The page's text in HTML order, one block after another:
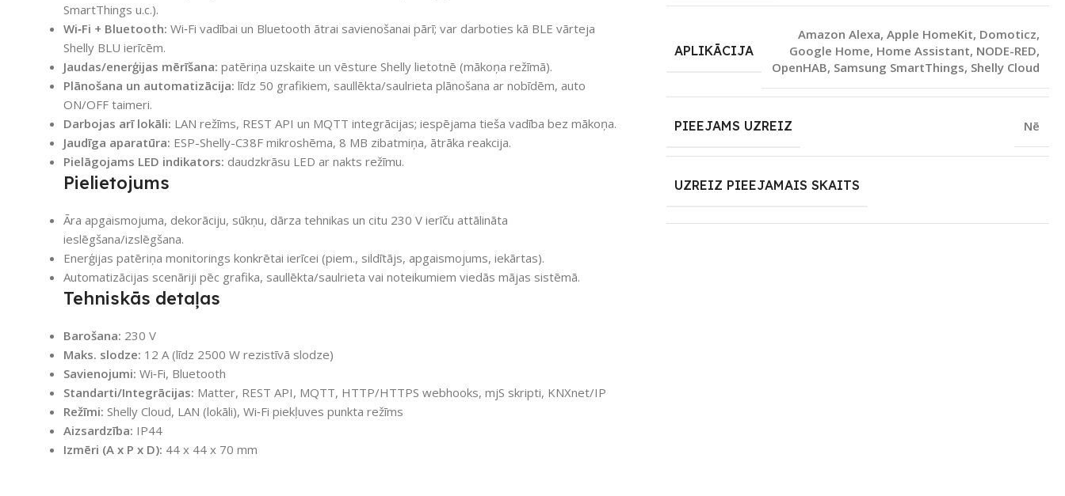
SmartThings u.c.).
Wi‑Fi + Bluetooth: Wi‑Fi vadībai un Bluetooth ātrai savienošanai pārī; var darboties kā BLE vārteja
Shelly BLU ierīcēm.
Jaudas/enerģijas mērīšana: patēriņa uzskaite un vēsture Shelly lietotnē (mākoņa režīmā).
Plānošana un automatizācija: līdz 50 grafikiem, saullēkta/saulrieta plānošana ar nobīdēm, auto
ON/OFF taimeri.
Darbojas arī lokāli: LAN režīms, REST API un MQTT integrācijas; iespējama tieša vadība bez mākoņa.
Jaudīga aparatūra: ESP-Shelly-C38F mikroshēma, 8 MB zibatmiņa, ātrāka reakcija.
Pielāgojams LED indikators: daudzkrāsu LED ar nakts režīmu.
Pielietojums
Āra apgaismojuma, dekorāciju, sūkņu, dārza tehnikas un citu 230 V ierīču attālināta
ieslēgšana/izslēgšana.
Enerģijas patēriņa monitorings konkrētai ierīcei (piem., sildītājs, apgaismojums, iekārtas).
Automatizācijas scenāriji pēc grafika, saullēkta/saulrieta vai noteikumiem viedās mājas sistēmā.
Tehniskās detaļas
Barošana: 230 V
Maks. slodze: 12 A (līdz 2500 W rezistīvā slodze)
Savienojumi: Wi‑Fi, Bluetooth
Standarti/Integrācijas: Matter, REST API, MQTT, HTTP/HTTPS webhooks, mjS skripti, KNXnet/IP
Režīmi: Shelly Cloud, LAN (lokāli), Wi‑Fi piekļuves punkta režīms
Aizsardzība: IP44
Izmēri (A x P x D): 44 x 44 x 70 mm
APLIKĀCIJA
Amazon Alexa, Apple HomeKit, Domoticz,
Google Home, Home Assistant, NODE-RED,
OpenHAB, Samsung SmartThings, Shelly Cloud
PIEEJAMS UZREIZ Nē
UZREIZ PIEEJAMAIS SKAITS